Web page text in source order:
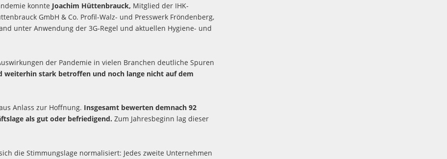
konnte Joachim Hüttenbrauck, Mitglied der IHK-
GmbH & Co. Profil-Walz- und Presswerk Fröndenberg,
unter Anwendung der 3G-Regel und aktuellen Hygiene- und
der Pandemie in vielen Branchen deutliche Spuren
weiterhin stark betroffen und noch lange nicht auf dem
Anlass zur Hoffnung. Insgesamt bewerten demnach 92
als gut oder befriedigend. Zum Jahresbeginn lag dieser
die Stimmungslage normalisiert: Jedes zweite Unternehmen